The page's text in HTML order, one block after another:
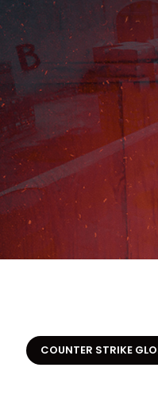
COUNTER STRIKE